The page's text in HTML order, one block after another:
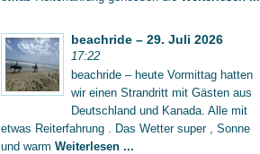
beachride – 29. Juli 2026
17:22
beachride – heute Vormittag hatten
wir einen Strandritt mit Gästen aus
Deutschland und Kanada. Alle mit
etwas Reiterfahrung . Das Wetter super , Sonne
und warm Weiterlesen ...